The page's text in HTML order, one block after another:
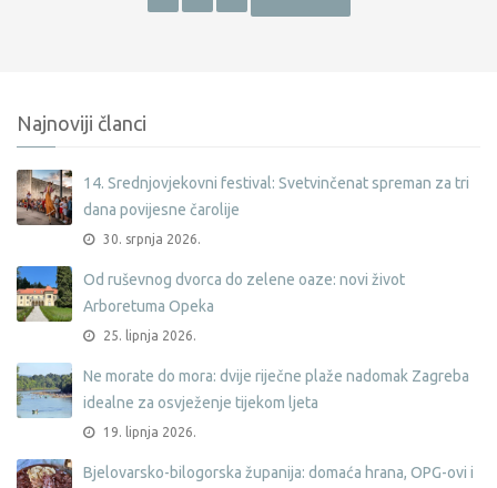
Najnoviji članci
14. Srednjovjekovni festival: Svetvinčenat spreman za tri
dana povijesne čarolije
30. srpnja 2026.
Od ruševnog dvorca do zelene oaze: novi život
Arboretuma Opeka
25. lipnja 2026.
Ne morate do mora: dvije riječne plaže nadomak Zagreba
idealne za osvježenje tijekom ljeta
19. lipnja 2026.
Bjelovarsko-bilogorska županija: domaća hrana, OPG-ovi i